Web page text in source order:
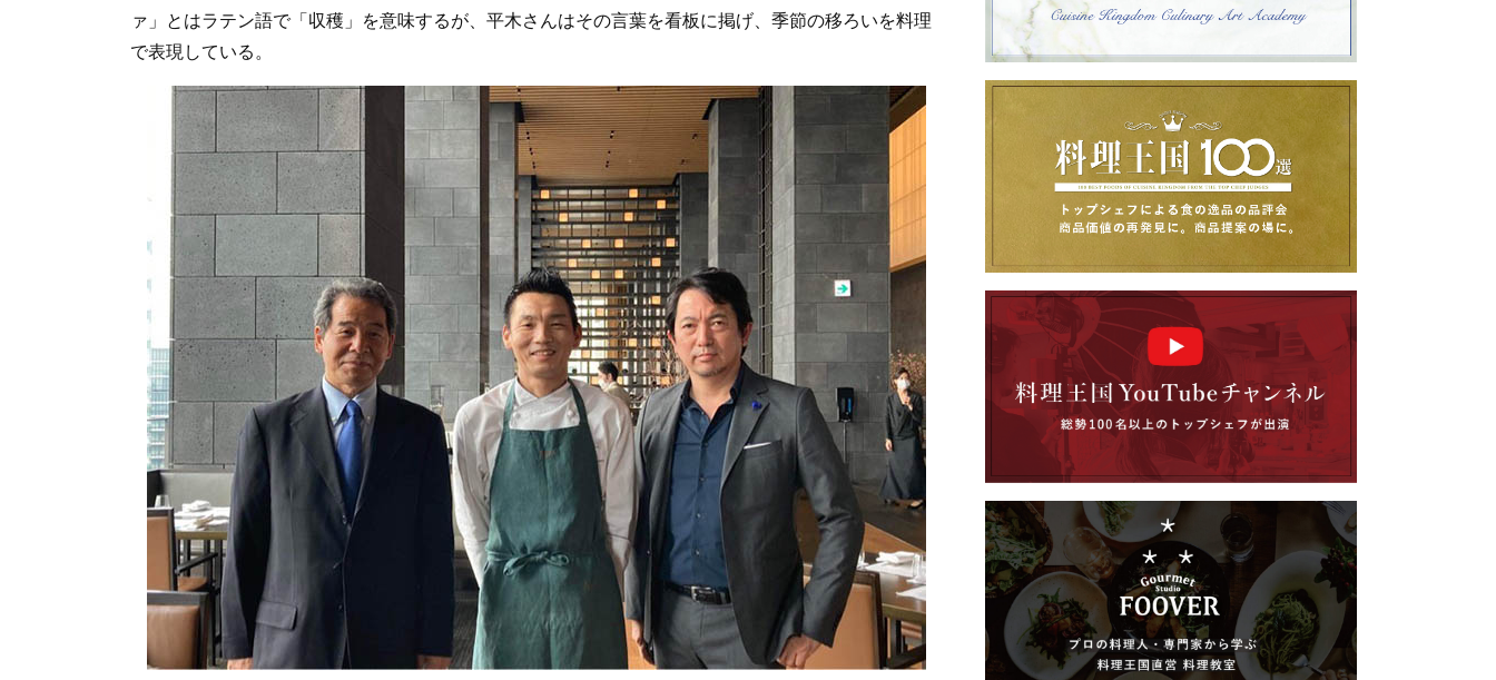
ァ」とはラテン語で「収穫」を意味するが、平木さんはその言葉を看板に掲げ、季節の移ろいを料理
で表現している。